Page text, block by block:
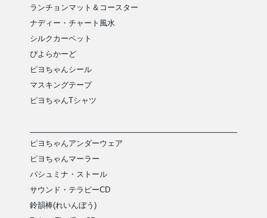
ランチョンマット＆コースター
ナディー・チャート風水
シルクカーペット
ぴよらかーど
ピヨちゃんシール
マスキングテープ
ピヨちゃんTシャツ
ピヨちゃんアンダーウェア
ピヨちゃんマーラー
パシュミナ・ストール
サウンド・テラピーCD
鈴韻棒(れいんぼう)